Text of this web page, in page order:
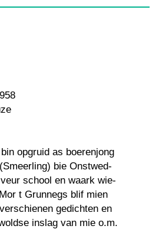
opgruid as boerenjong
bie Onstwed-
school en waark wie-
t Grunnegs blif mien
gedichten en
inslag van mie o.m.